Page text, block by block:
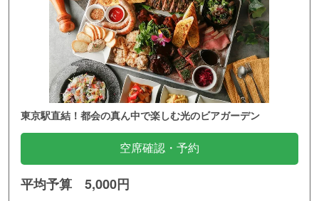
東京駅直結！都会の真ん中で楽しむ光のビアガーデン
空席確認・予約
平均予算 5,000円